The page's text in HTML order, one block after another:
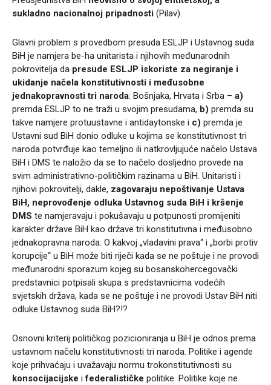
sukladno nacionalnoj pripadnosti (Pilav).
Glavni problem s provedbom presuda ESLJP i Ustavnog suda
BiH je namjera be-ha unitarista i njihovih međunarodnih
pokrovitelja da presude ESLJP iskoriste za negiranje i
ukidanje načela konstitutivnosti i međusobne
jednakopravnosti tri naroda: Bošnjaka, Hrvata i Srba – a)
premda ESLJP to ne traži u svojim presudama, b) premda su
takve namjere protuustavne i antidaytonske i c) premda je
Ustavni sud BiH donio odluke u kojima se konstitutivnost tri
naroda potvrđuje kao temeljno ili natkrovljujuće načelo Ustava
BiH i DMS te naložio da se to načelo dosljedno provede na
svim administrativno-političkim razinama u BiH. Unitaristi i
njihovi pokrovitelji, dakle, zagovaraju nepoštivanje Ustava
BiH, neprovođenje odluka Ustavnog suda BiH i kršenje
DMS te namjeravaju i pokušavaju u potpunosti promijeniti
karakter države BiH kao države tri konstitutivna i međusobno
jednakopravna naroda. O kakvoj „vladavini prava“ i „borbi protiv
korupcije“ u BiH može biti riječi kada se ne poštuje i ne provodi
međunarodni sporazum kojeg su bosanskohercegovački
predstavnici potpisali skupa s predstavnicima vodećih
svjetskih država, kada se ne poštuje i ne provodi Ustav BiH niti
odluke Ustavnog suda BiH?!?
Osnovni kriterij političkog pozicioniranja u BiH je odnos prema
ustavnom načelu konstitutivnosti tri naroda. Politike i agende
koje prihvaćaju i uvažavaju normu trokonstitutivnosti su
konsocijacijske ifederalističke politike. Politike koje ne